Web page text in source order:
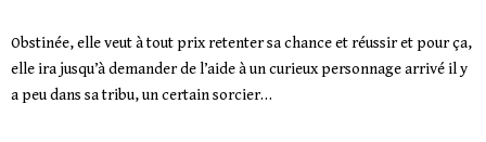
Obstinée, elle veut à tout prix retenter sa chance et réussir et pour ça,
elle ira jusqu’à demander de l’aide à un curieux personnage arrivé il y
a peu dans sa tribu, un certain sorcier…